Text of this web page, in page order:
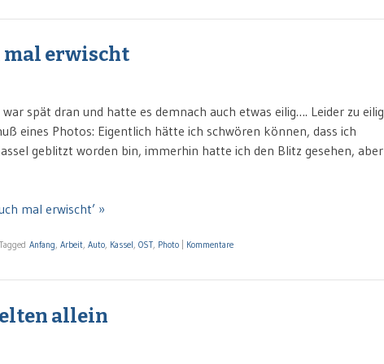
mal erwischt
spät dran und hatte es demnach auch etwas eilig…. Leider zu eilig
eines Photos: Eigentlich hätte ich schwören können, dass ich
geblitzt worden bin, immerhin hatte ich den Blitz gesehen, aber
mal erwischt’ »
Tagged Anfang, Arbeit, Auto, Kassel, OST, Photo Kommentare
allein